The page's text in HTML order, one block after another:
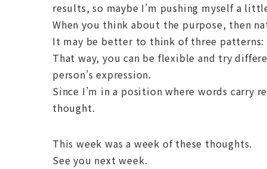
results, so maybe I’m pushing myself a
When you think about the purpose, then
It may be better to think of three
That way, you can be flexible and try
person’s expression.
Since I’m in a position where words
thought.
This week was a week of these thoughts.
See you next week.